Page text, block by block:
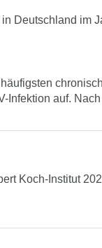
Deutschland im
Infektion auf.
Koch-Institut